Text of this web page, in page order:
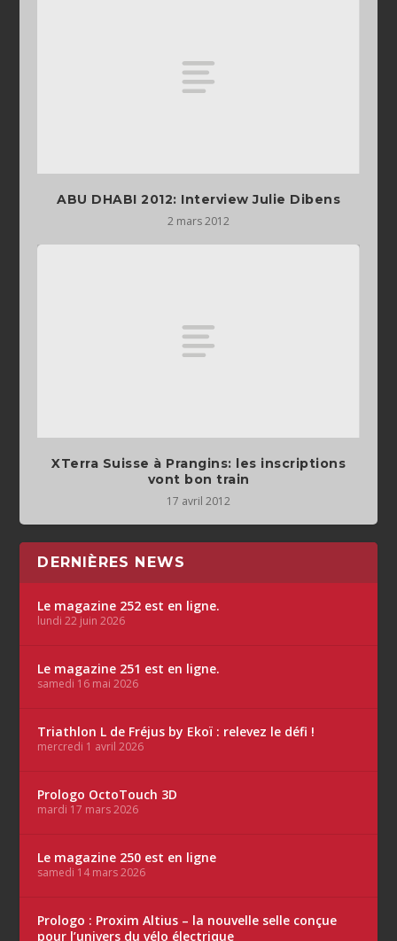
ABU DHABI 2012: Interview Julie Dibens
2 mars 2012
XTerra Suisse à Prangins: les inscriptions
vont bon train
17 avril 2012
DERNIÈRES NEWS
Le magazine 252 est en ligne.
lundi 22 juin 2026
Le magazine 251 est en ligne.
samedi 16 mai 2026
Triathlon L de Fréjus by Ekoï : relevez le défi !
mercredi 1 avril 2026
Prologo OctoTouch 3D
mardi 17 mars 2026
Le magazine 250 est en ligne
samedi 14 mars 2026
Prologo : Proxim Altius – la nouvelle selle conçue
pour l’univers du vélo électrique